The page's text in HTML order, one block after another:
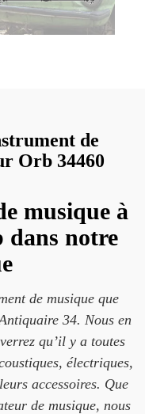
de
Orb 34460
musique à
dans notre
de musique que
34. Nous en
qu’il y a toutes
électriques,
accessoires. Que
de musique, nous